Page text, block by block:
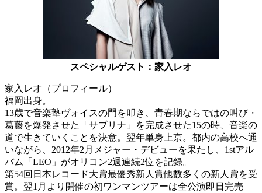
スペシャルゲスト：家入レオ
家入レオ（プロフィール）
福岡出身。
13歳で音楽塾ヴォイスの門を叩き、青春期ならではの叫び・
葛藤を爆発させた「サブリナ」を完成させた15の時、音楽の
道で生きていくことを決意。翌年単身上京。都内の高校へ通
いながら、2012年2月メジャー・デビューを果たし、1stアル
バム「LEO」がオリコン2週連続2位を記録。
第54回日本レコード大賞最優秀新人賞他数多くの新人賞を受
賞。翌1月より開催の初ワンマンツアーは全公演即日完売